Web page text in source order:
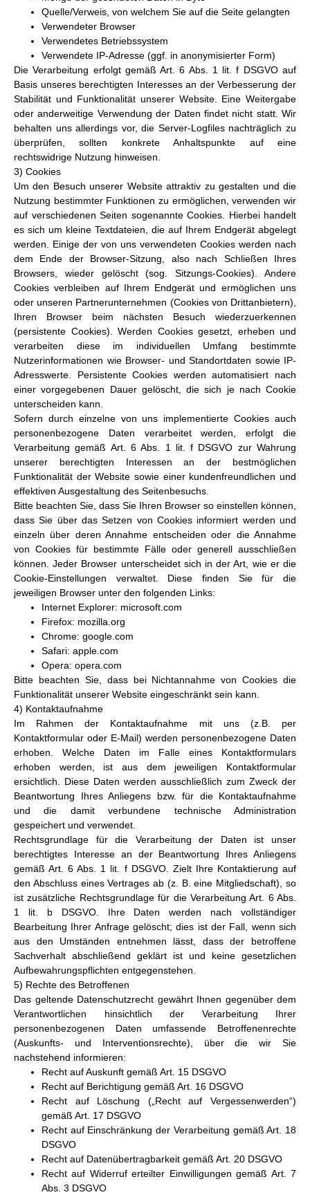
Quelle/Verweis, von welchem Sie auf die Seite gelangten
Verwendeter Browser
Verwendetes Betriebssystem
Verwendete IP-Adresse (ggf. in anonymisierter Form)
Die Verarbeitung erfolgt gemäß Art. 6 Abs. 1 lit. f DSGVO auf
Basis unseres berechtigten Interesses an der Verbesserung der
Stabilität und Funktionalität unserer Website. Eine Weitergabe
oder anderweitige Verwendung der Daten findet nicht statt. Wir
behalten uns allerdings vor, die Server-Logfiles nachträglich zu
überprüfen, sollten konkrete Anhaltspunkte auf eine
rechtswidrige Nutzung hinweisen.
3) Cookies
Um den Besuch unserer Website attraktiv zu gestalten und die
Nutzung bestimmter Funktionen zu ermöglichen, verwenden wir
auf verschiedenen Seiten sogenannte Cookies. Hierbei handelt
es sich um kleine Textdateien, die auf Ihrem Endgerät abgelegt
werden. Einige der von uns verwendeten Cookies werden nach
dem Ende der Browser-Sitzung, also nach Schließen Ihres
Browsers, wieder gelöscht (sog. Sitzungs-Cookies). Andere
Cookies verbleiben auf Ihrem Endgerät und ermöglichen uns
oder unseren Partnerunternehmen (Cookies von Drittanbietern),
Ihren Browser beim nächsten Besuch wiederzuerkennen
(persistente Cookies). Werden Cookies gesetzt, erheben und
verarbeiten diese im individuellen Umfang bestimmte
Nutzerinformationen wie Browser- und Standortdaten sowie IP-
Adresswerte. Persistente Cookies werden automatisiert nach
einer vorgegebenen Dauer gelöscht, die sich je nach Cookie
unterscheiden kann.
Sofern durch einzelne von uns implementierte Cookies auch
personenbezogene Daten verarbeitet werden, erfolgt die
Verarbeitung gemäß Art. 6 Abs. 1 lit. f DSGVO zur Wahrung
unserer berechtigten Interessen an der bestmöglichen
Funktionalität der Website sowie einer kundenfreundlichen und
effektiven Ausgestaltung des Seitenbesuchs.
Bitte beachten Sie, dass Sie Ihren Browser so einstellen können,
dass Sie über das Setzen von Cookies informiert werden und
einzeln über deren Annahme entscheiden oder die Annahme
von Cookies für bestimmte Fälle oder generell ausschließen
können. Jeder Browser unterscheidet sich in der Art, wie er die
Cookie-Einstellungen verwaltet. Diese finden Sie für die
jeweiligen Browser unter den folgenden Links:
Internet Explorer: microsoft.com
Firefox: mozilla.org
Chrome: google.com
Safari: apple.com
Opera: opera.com
Bitte beachten Sie, dass bei Nichtannahme von Cookies die
Funktionalität unserer Website eingeschränkt sein kann.
4) Kontaktaufnahme
Im Rahmen der Kontaktaufnahme mit uns (z.B. per
Kontaktformular oder E-Mail) werden personenbezogene Daten
erhoben. Welche Daten im Falle eines Kontaktformulars
erhoben werden, ist aus dem jeweiligen Kontaktformular
ersichtlich. Diese Daten werden ausschließlich zum Zweck der
Beantwortung Ihres Anliegens bzw. für die Kontaktaufnahme
und die damit verbundene technische Administration
gespeichert und verwendet.
Rechtsgrundlage für die Verarbeitung der Daten ist unser
berechtigtes Interesse an der Beantwortung Ihres Anliegens
gemäß Art. 6 Abs. 1 lit. f DSGVO. Zielt Ihre Kontaktierung auf
den Abschluss eines Vertrages ab (z. B. eine Mitgliedschaft), so
ist zusätzliche Rechtsgrundlage für die Verarbeitung Art. 6 Abs.
1 lit. b DSGVO. Ihre Daten werden nach vollständiger
Bearbeitung Ihrer Anfrage gelöscht; dies ist der Fall, wenn sich
aus den Umständen entnehmen lässt, dass der betroffene
Sachverhalt abschließend geklärt ist und keine gesetzlichen
Aufbewahrungspflichten entgegenstehen.
5) Rechte des Betroffenen
Das geltende Datenschutzrecht gewährt Ihnen gegenüber dem
Verantwortlichen hinsichtlich der Verarbeitung Ihrer
personenbezogenen Daten umfassende Betroffenenrechte
(Auskunfts- und Interventionsrechte), über die wir Sie
nachstehend informieren:
Recht auf Auskunft gemäß Art. 15 DSGVO
Recht auf Berichtigung gemäß Art. 16 DSGVO
Recht auf Löschung („Recht auf Vergessenwerden“)
gemäß Art. 17 DSGVO
Recht auf Einschränkung der Verarbeitung gemäß Art. 18
DSGVO
Recht auf Datenübertragbarkeit gemäß Art. 20 DSGVO
Recht auf Widerruf erteilter Einwilligungen gemäß Art. 7
Abs. 3 DSGVO